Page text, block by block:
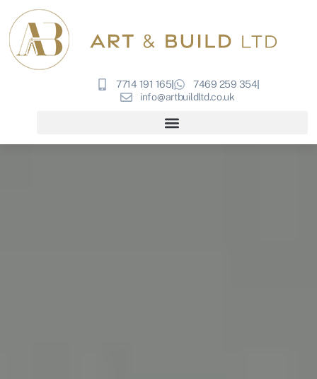
7714 191 165
7469 259 354
info@artbuildltd.co.uk